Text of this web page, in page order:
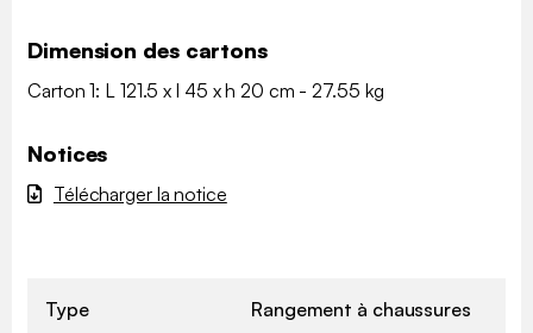
Dimension des cartons
Carton 1: L 121.5 x l 45 x h 20 cm - 27.55 kg
Notices
Télécharger la notice
Type Rangement à chaussures